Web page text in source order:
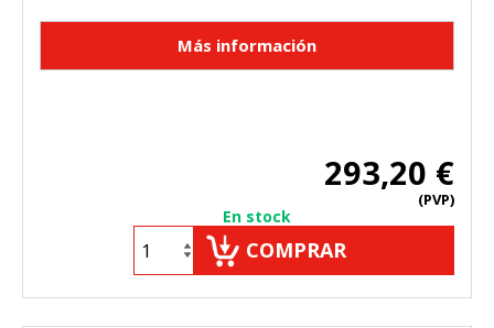
293,20 €
(PVP)
En stock
COMPRAR